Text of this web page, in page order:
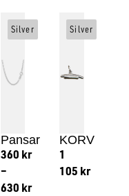
Pansar
360 kr
–
630 kr
Silver
KORV
1
105 kr
Silver